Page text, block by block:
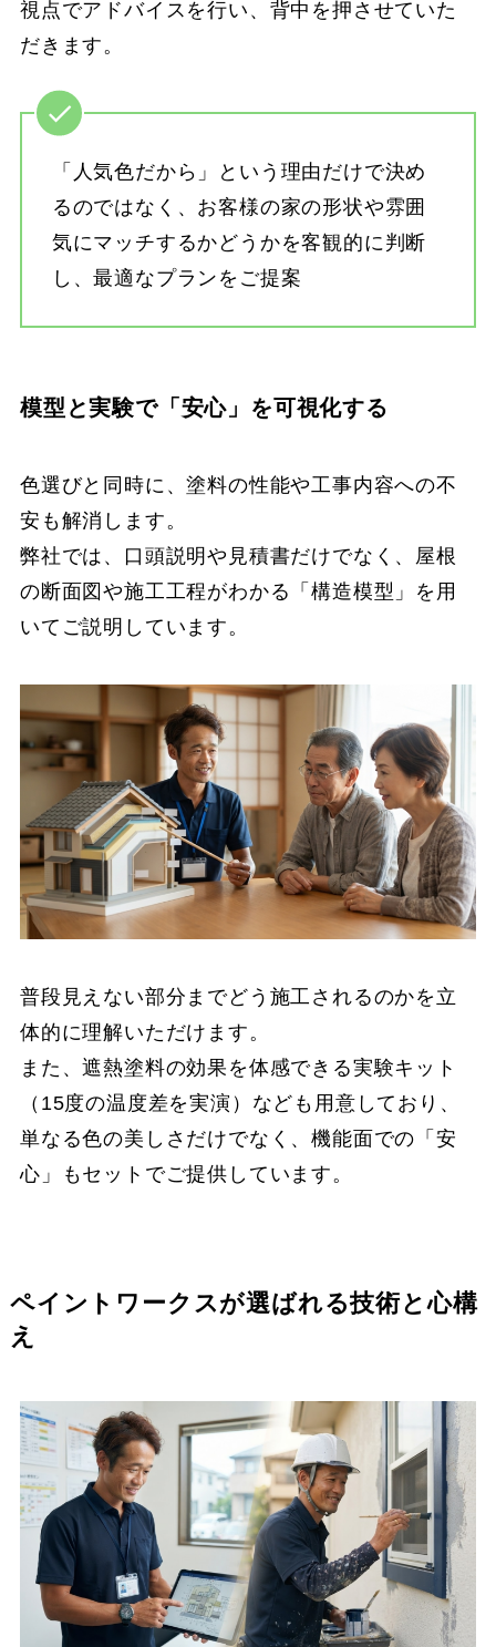
視点でアドバイスを行い、背中を押させていた
だきます。
「人気色だから」という理由だけで決め
るのではなく、お客様の家の形状や雰囲
気にマッチするかどうかを客観的に判断
し、最適なプランをご提案
模型と実験で「安心」を可視化する
色選びと同時に、塗料の性能や工事内容への不
安も解消します。
弊社では、口頭説明や見積書だけでなく、屋根
の断面図や施工工程がわかる「構造模型」を用
いてご説明しています。
普段見えない部分までどう施工されるのかを立
体的に理解いただけます。
また、遮熱塗料の効果を体感できる実験キット
（15度の温度差を実演）なども用意しており、
単なる色の美しさだけでなく、機能面での「安
心」もセットでご提供しています。
ペイントワークスが選ばれる技術と心構
え